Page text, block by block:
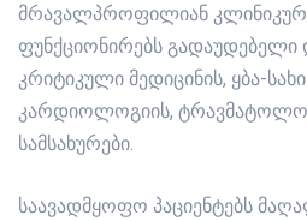
მრავალპროფილიან კლინიკურ
ფუნქციონირებს გადაუდებელი
კრიტიკული მედიცინის, ყბა-
კარდიოლოგიის,
სამსახურები.
საავადმყოფო პაციენტებს